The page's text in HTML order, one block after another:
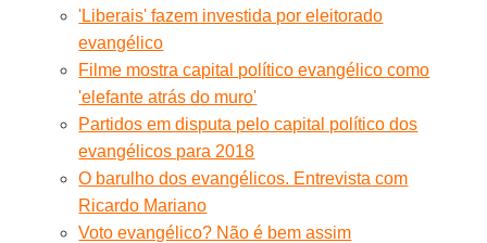
'Liberais' fazem investida por eleitorado
evangélico
Filme mostra capital político evangélico como
'elefante atrás do muro'
Partidos em disputa pelo capital político dos
evangélicos para 2018
O barulho dos evangélicos. Entrevista com
Ricardo Mariano
Voto evangélico? Não é bem assim